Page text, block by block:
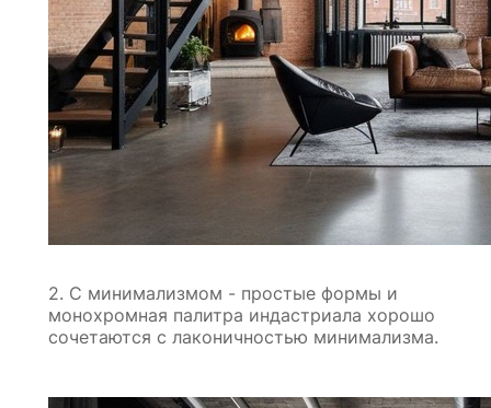
2. С минимализмом - простые формы и
монохромная палитра индастриала хорошо
сочетаются с лаконичностью минимализма.